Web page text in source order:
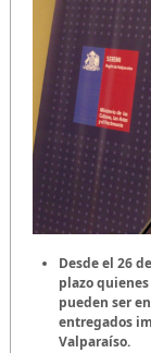
Desde el 26
plazo
pueden ser
entregados
Valparaíso.